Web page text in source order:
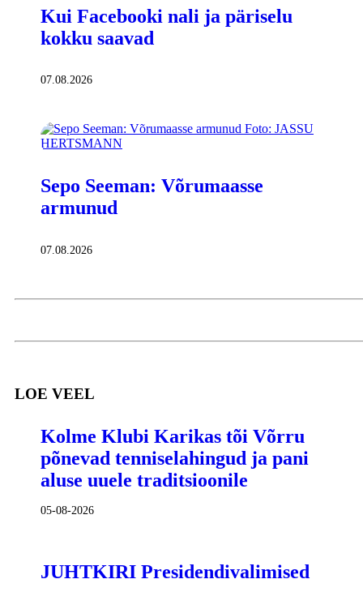
Kui Facebooki nali ja päriselu
kokku saavad
07.08.2026
Sepo Seeman: Võrumaasse
armunud
07.08.2026
LOE VEEL
Kolme Klubi Karikas tõi Võrru
põnevad tenniselahingud ja pani
aluse uuele traditsioonile
05-08-2026
JUHTKIRI Presidendivalimised